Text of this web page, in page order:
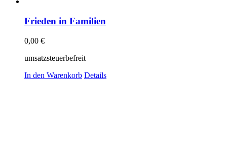
Frieden in Familien
0,00 €
umsatzsteuerbefreit
In den Warenkorb Details